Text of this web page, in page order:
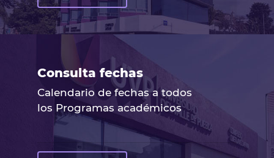
Consulta fechas
Calendario de fechas a todos
los Programas académicos